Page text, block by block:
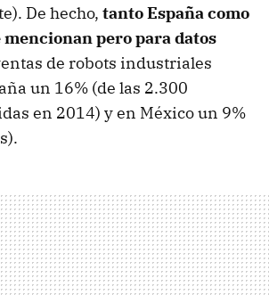
De hecho, tanto España como
mencionan pero para datos
de robots industriales
un 16% (de las 2.300
en 2014) y en México un 9%